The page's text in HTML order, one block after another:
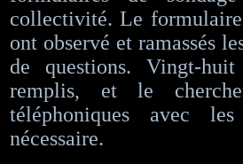
collectivité. Le formulaire
ont observé et ramassés
de questions. Vingt-
remplis, et le
téléphoniques avec
nécessaire.